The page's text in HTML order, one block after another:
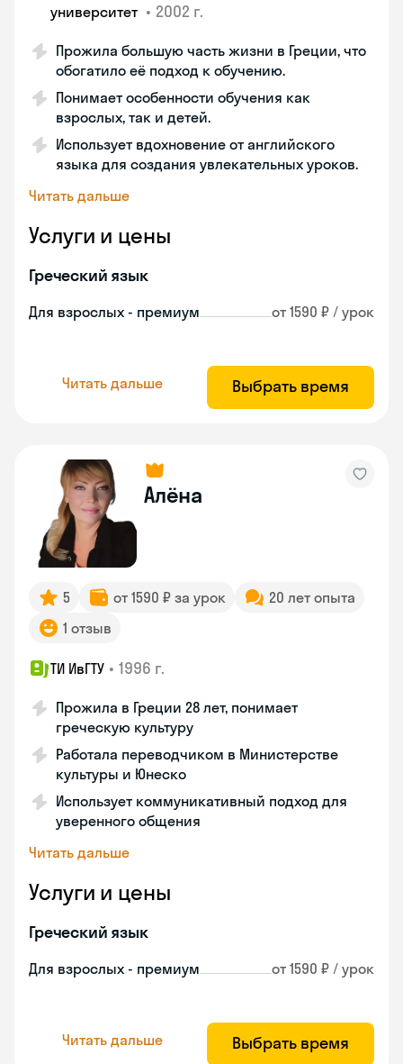
университет • 2002 г.
Прожила большую часть жизни в Греции, что
обогатило её подход к обучению.
Понимает особенности обучения как
взрослых, так и детей.
Использует вдохновение от английского
языка для создания увлекательных уроков.
Читать дальше
Услуги и цены
Греческий язык
Для взрослых - премиум от 1590 ₽ / урок
Читать дальше Выбрать время
Алёна
5 от 1590 ₽ за урок
20 лет опыта
1 отзыв
ТИ ИвГТУ • 1996 г.
Прожила в Греции 28 лет, понимает
греческую культуру
Работала переводчиком в Министерстве
культуры и Юнеско
Использует коммуникативный подход для
уверенного общения
Читать дальше
Услуги и цены
Греческий язык
Для взрослых - премиум от 1590 ₽ / урок
Читать дальше Выбрать время